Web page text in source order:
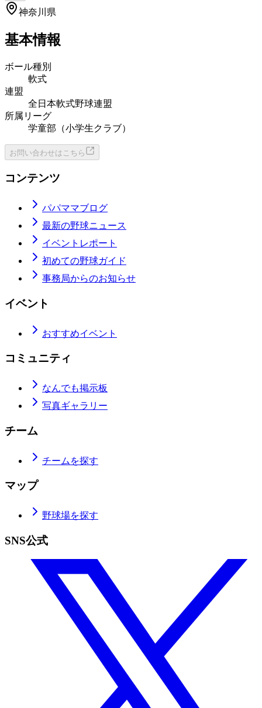
神奈川県
基本情報
ボール種別
軟式
連盟
全日本軟式野球連盟
所属リーグ
学童部（小学生クラブ）
お問い合わせはこちら
コンテンツ
パパママブログ
最新の野球ニュース
イベントレポート
初めての野球ガイド
事務局からのお知らせ
イベント
おすすめイベント
コミュニティ
なんでも掲示板
写真ギャラリー
チーム
チームを探す
マップ
野球場を探す
SNS公式